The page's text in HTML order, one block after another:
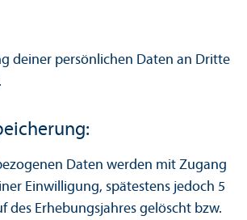
deiner persönlichen Daten an Dritte
Daten werden mit Zugang
Einwilligung, spätestens jedoch 5
des Erhebungs­jahres gelöscht bzw.